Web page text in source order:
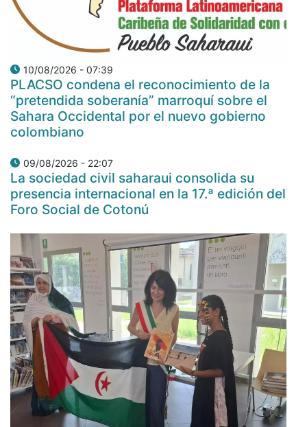
10/08/2026 - 07:39
PLACSO condena el reconocimiento de la
“pretendida soberanía” marroquí sobre el
Sahara Occidental por el nuevo gobierno
colombiano
09/08/2026 - 22:07
La sociedad civil saharaui consolida su
presencia internacional en la 17.ª edición del
Foro Social de Cotonú